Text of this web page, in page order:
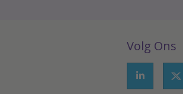
soepelere
regels,
Volg Ons